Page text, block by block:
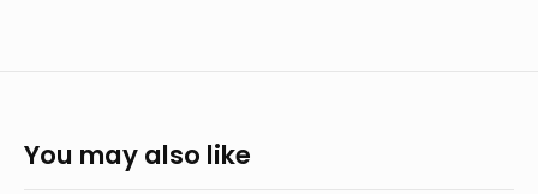
You may also like